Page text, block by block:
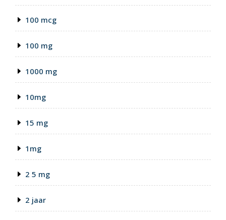
100 mcg
100 mg
1000 mg
10mg
15 mg
1mg
2 5 mg
2 jaar